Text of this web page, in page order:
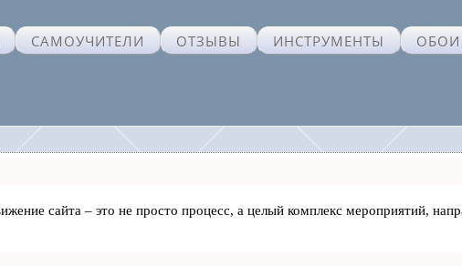
САМОУЧИТЕЛИ ОТЗЫВЫ ИНСТРУМЕНТЫ ОБОИ
сайта – это не просто процесс, а целый комплекс мероприятий,